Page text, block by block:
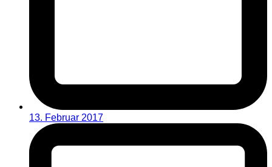
13. Februar 2017